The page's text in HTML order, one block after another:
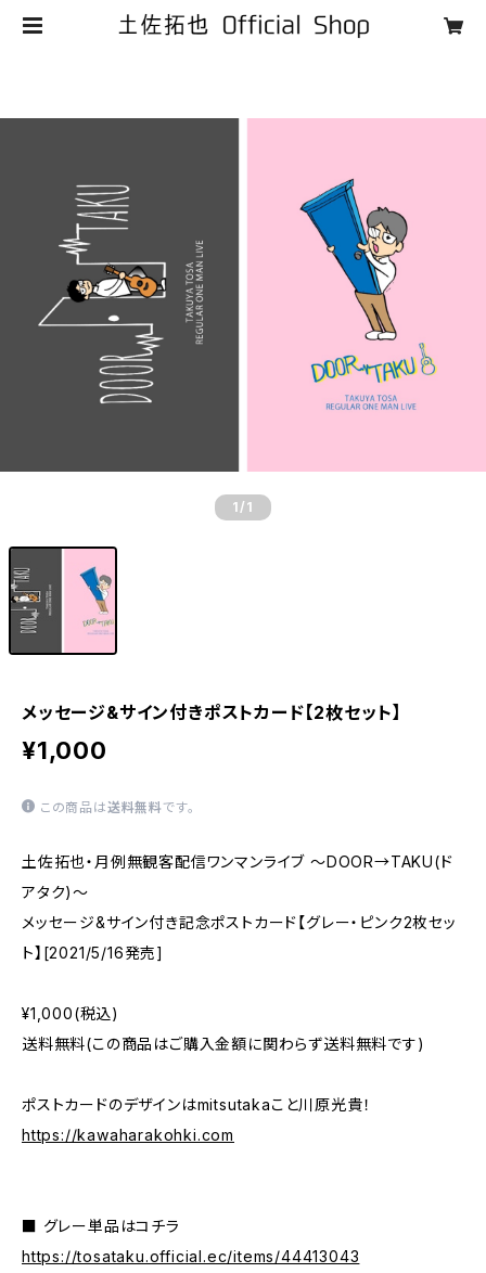
1 /1
メッセージ&サイン付きポストカード【2枚セット】
¥1,000
この商品は送料無料です。
土佐拓也・月例無観客配信ワンマンライブ ～DOOR→TAKU(ド
アタク)～
メッセージ&サイン付き記念ポストカード【グレー・ピンク2枚セッ
ト】[2021/5/16発売]
¥1,000(税込)
送料無料(この商品はご購入金額に関わらず送料無料です)
ポストカードのデザインはmitsutakaこと川原光貴！
https://kawaharakohki.com
■ グレー単品はコチラ
https://tosataku.official.ec/items/44413043